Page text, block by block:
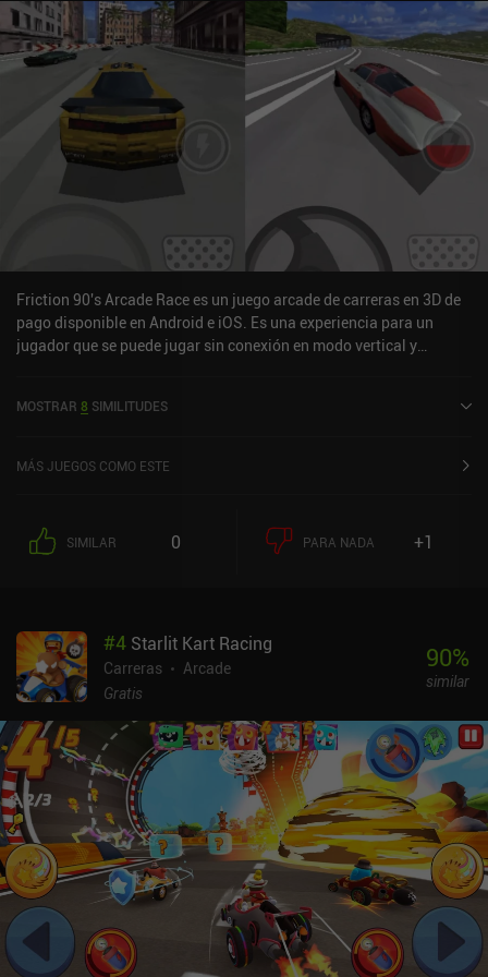
saltarnos las primeras misiones.El estilo artístico está claramente
inspirado en los juegos de carreras arcade, y encaja a la perfección
con la jugabilidad. Los mapas también tienen un diseño
interesante, con varios atajos complicados. He visto algunas
quejas de que el juego está bloqueado a 30 FPS, pero no afectó
negativamente a mi experiencia.Cuesta acostumbrarse a los
controles, pero me pareció que funcionaban bien una vez que
activé el "freno de mano automático" y empecé a usar los botones
en lugar de las opciones de joystick o inclinación. También es
compatible con mandos Bluetooth.Road Redemption Mobile se
puede probar gratis, con un único iAP de 7,99 $ para desbloquear
la campaña completa y otro modo de juego. Aunque carece del
multijugador que tiene en PC, merece la pena probarlo para
cualquier aficionado a las carreras de combate.
Friction 90's Arcade Race es un juego arcade de carreras en 3D de
pago disponible en Android e iOS. Es una experiencia para un
jugador que se puede jugar sin conexión en modo vertical y
MOSTRAR 8 SIMILITUDES
MÁS JUEGOS COMO ESTE
SIMILAR 0 PARA NADA +1
#4 Starlit Kart Racing
Carreras
Arcade
Gratis
90%
similar